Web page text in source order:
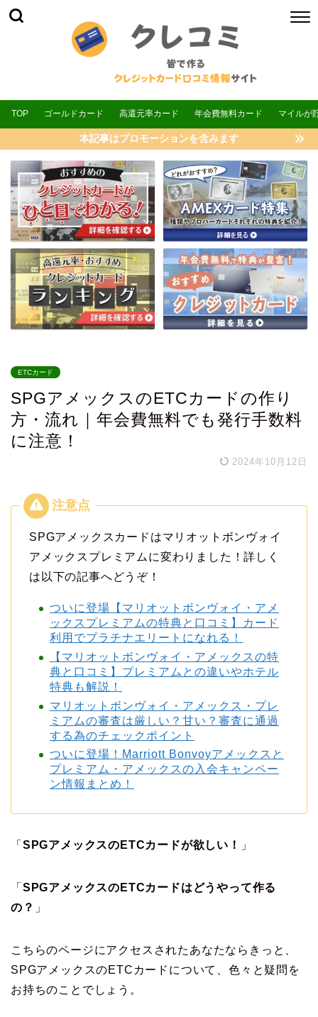
TOP ゴールドカード 高還元率カード 年会費無料カード マイルが
本記事はプロモーションを含みます
ETCカード
SPGアメックスのETCカードの作り
方・流れ｜年会費無料でも発行手数料
に注意！
2024年10月12日
SPGアメックスカードはマリオットボンヴォイ
アメックスプレミアムに変わりました！詳しく
は以下の記事へどうぞ！
ついに登場【マリオットボンヴォイ・アメ
ックスプレミアムの特典と口コミ】カード
利用でプラチナエリートになれる！
【マリオットボンヴォイ・アメックスの特
典と口コミ】プレミアムとの違いやホテル
特典も解説！
マリオットボンヴォイ・アメックス・プレ
ミアムの審査は厳しい？甘い？審査に通過
する為のチェックポイント
ついに登場！Marriott Bonvoyアメックスと
プレミアム・アメックスの入会キャンペー
ン情報まとめ！
「 SPGアメックスのETCカードが欲しい！ 」
「 SPGアメックスのETCカードはどうやって作る
の？ 」
こちらのページにアクセスされたあなたならきっと、
SPGアメックスのETCカードについて、色々と疑問を
お持ちのことでしょう。